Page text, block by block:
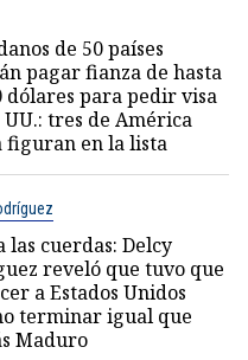
de 50 países
pagar fianza de hasta
dólares para pedir visa
UU.: tres de América
figuran en la lista
las cuerdas: Delcy
reveló que tuvo que
a Estados Unidos
terminar igual que
Maduro